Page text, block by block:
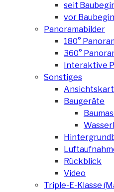
seit
vor
Panoramabilder
180°
360°
Interaktive
Sonstiges
Baugeräte
Rückblick
Video
Triple-E-Klasse